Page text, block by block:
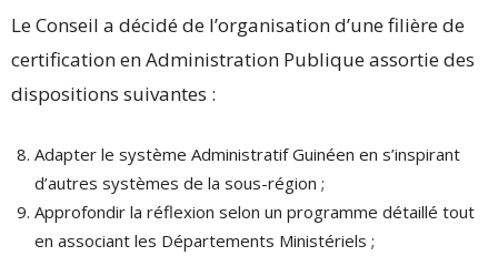
Le Conseil a décidé de l’organisation d’une filière de
certification en Administration Publique assortie des
dispositions suivantes :
Adapter le système Administratif Guinéen en s’inspirant
d’autres systèmes de la sous-région ;
Approfondir la réflexion selon un programme détaillé tout
en associant les Départements Ministériels ;